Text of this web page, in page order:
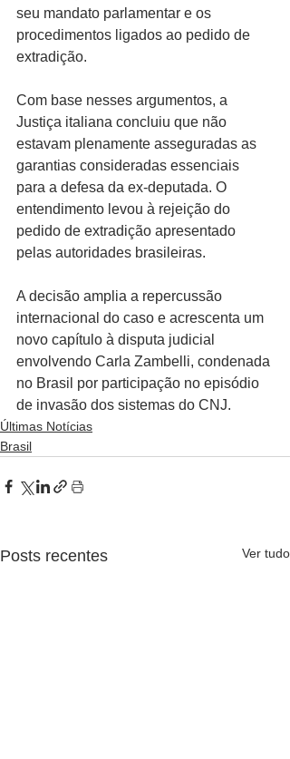
seu mandato parlamentar e os
procedimentos ligados ao pedido de
extradição.
Com base nesses argumentos, a
Justiça italiana concluiu que não
estavam plenamente asseguradas as
garantias consideradas essenciais
para a defesa da ex-deputada. O
entendimento levou à rejeição do
pedido de extradição apresentado
pelas autoridades brasileiras.
A decisão amplia a repercussão
internacional do caso e acrescenta um
novo capítulo à disputa judicial
envolvendo Carla Zambelli, condenada
no Brasil por participação no episódio
de invasão dos sistemas do CNJ.
Últimas Notícias
Brasil
Posts recentes Ver tudo